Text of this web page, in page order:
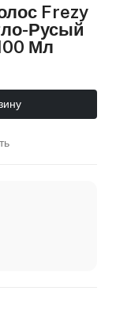
Frezy
Русый
Мл